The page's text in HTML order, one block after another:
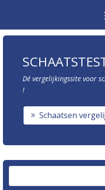
Dé vergelijkingssite voor
!
Schaatsen